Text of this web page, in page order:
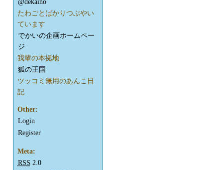
@dekaino
たわごとばかりつぶやい
ています
でかいの企画ホームペー
ジ
我輩の本拠地
狐の王国
ツッコミ無用のあんこ日
記
Other:
Login
Register
Meta:
RSS 2.0